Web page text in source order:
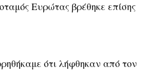
Ευρώτας βρέθηκε επίσης
ότι λήφθηκαν από τον